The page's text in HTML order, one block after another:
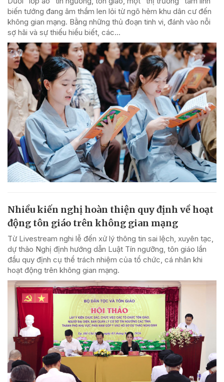
biến tướng đang âm thầm len lỏi từ ngõ hẻm khu dân cư đến
không gian mạng. Bằng những thủ đoạn tinh vi, đánh vào nỗi
sợ hãi và sự thiếu hiểu biết, các...
Nhiều kiến nghị hoàn thiện quy định về hoạt
động tôn giáo trên không gian mạng
Từ Livestream nghi lễ đến xử lý thông tin sai lệch, xuyên tạc,
dự thảo Nghị định hướng dẫn Luật Tín ngưỡng, tôn giáo lần
đầu quy định cụ thể trách nhiệm của tổ chức, cá nhân khi
hoạt động trên không gian mạng.